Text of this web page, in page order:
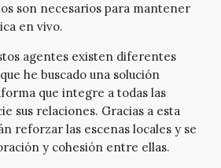
son necesarios para mantener
en vivo.
agentes existen diferentes
he buscado una solución
que integre a todas las
sus relaciones. Gracias a esta
reforzar las escenas locales y se
y cohesión entre ellas.